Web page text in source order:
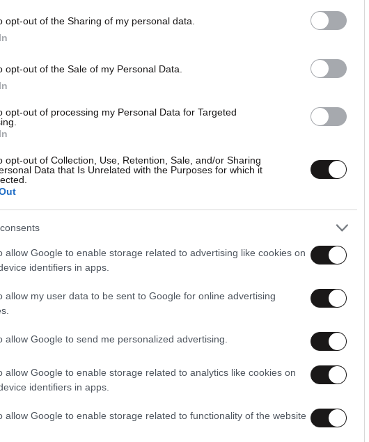
opt-out of the Sharing of my personal data.
opt-out of the Sale of my Personal Data.
opt-out of processing my Personal Data for Targeted
opt-out of Collection, Use, Retention, Sale, and/or Sharing
Data that Is Unrelated with the Purposes for which it
allow Google to enable storage related to advertising like cookies on
identifiers in apps.
allow my user data to be sent to Google for online advertising
allow Google to send me personalized advertising.
allow Google to enable storage related to analytics like cookies on
identifiers in apps.
allow Google to enable storage related to functionality of the website
στο
λειτουργεί ως φυσικό σκηνικό για τις πιο
γρήγορα μεσημεριανά ραντεβού και
αποτυπώνουν μια πιο ρομαντική, σχεδόν
του χαρακτήρα του Γκόλντσταϊν γυρίστηκε
κτίριο που μετατράπηκε σε σύγχρονο